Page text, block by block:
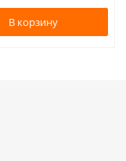
В корзину